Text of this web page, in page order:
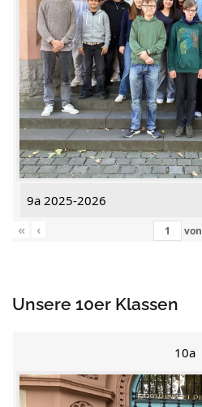
9a 2025-2026
«
‹ von
Unsere 10er Klassen
10a